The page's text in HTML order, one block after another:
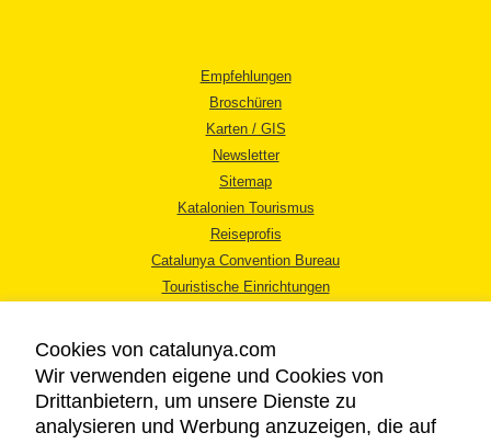
Empfehlungen
Broschüren
Karten / GIS
Newsletter
Sitemap
Katalonien Tourismus
Reiseprofis
Catalunya Convention Bureau
Touristische Einrichtungen
Cookies von catalunya.com
Wir verwenden eigene und Cookies von
Drittanbietern, um unsere Dienste zu
analysieren und Werbung anzuzeigen, die auf